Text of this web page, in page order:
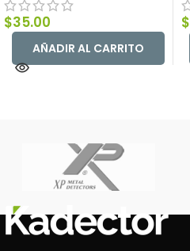
$35.00
AÑADIR AL CARRITO
$